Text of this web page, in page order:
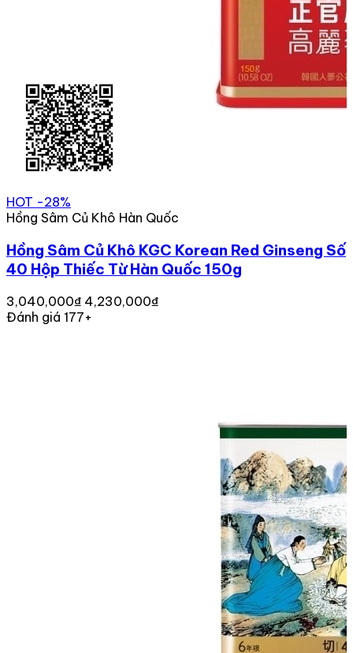
HOT -28%
Hồng Sâm Củ Khô Hàn Quốc
Hồng Sâm Củ Khô KGC Korean Red Ginseng Số
40 Hộp Thiếc Từ Hàn Quốc 150g
3,040,000₫ 4,230,000₫
Đánh giá 177+